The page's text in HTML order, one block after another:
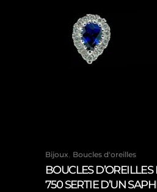
Bijoux, Boucles d'oreilles
BOUCLES D’OREILLES
750 SERTIE D’UN